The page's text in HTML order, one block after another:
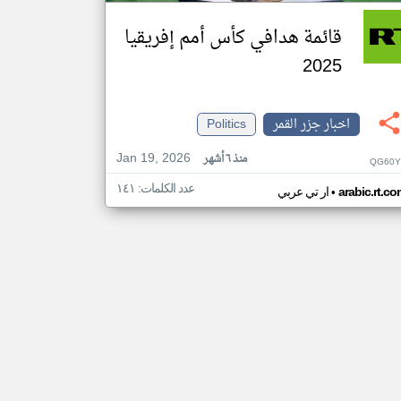
قائمة هدافي كأس أمم إفريقيا
2025
اخبار جزر القمر
Politics
Jan 19, 2026
منذ ٦ أشهر
ار تي عربي• عدد الكلمات: ١٤١